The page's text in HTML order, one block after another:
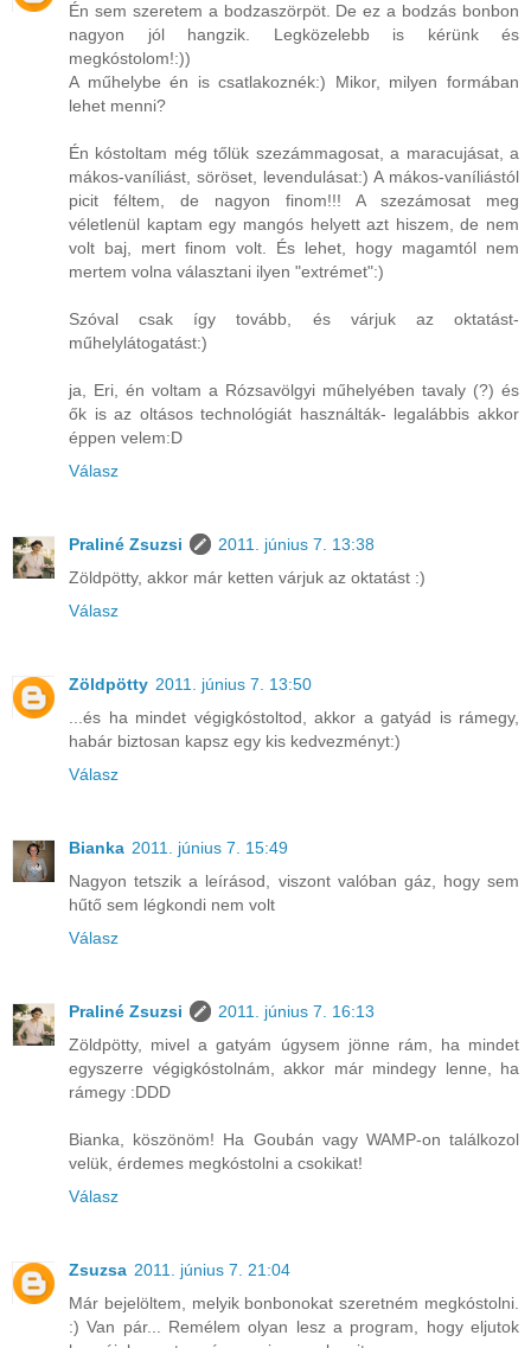
Én sem szeretem a bodzaszörpöt. De ez a bodzás bonbon
nagyon jól hangzik. Legközelebb is kérünk és
megkóstolom!:))
A műhelybe én is csatlakoznék:) Mikor, milyen formában
lehet menni?
Én kóstoltam még tőlük szezámmagosat, a maracujásat, a
mákos-vaníliást, söröset, levendulásat:) A mákos-vaníliástól
picit féltem, de nagyon finom!!! A szezámosat meg
véletlenül kaptam egy mangós helyett azt hiszem, de nem
volt baj, mert finom volt. És lehet, hogy magamtól nem
mertem volna választani ilyen "extrémet":)
Szóval csak így tovább, és várjuk az oktatást-
műhelylátogatást:)
ja, Eri, én voltam a Rózsavölgyi műhelyében tavaly (?) és
ők is az oltásos technológiát használták- legalábbis akkor
éppen velem:D
Válasz
Praliné Zsuzsi
2011. június 7. 13:38
Zöldpötty, akkor már ketten várjuk az oktatást :)
Válasz
Zöldpötty 2011. június 7. 13:50
...és ha mindet végigkóstoltod, akkor a gatyád is rámegy,
habár biztosan kapsz egy kis kedvezményt:)
Válasz
Bianka 2011. június 7. 15:49
Nagyon tetszik a leírásod, viszont valóban gáz, hogy sem
hűtő sem légkondi nem volt
Válasz
Praliné Zsuzsi
2011. június 7. 16:13
Zöldpötty, mivel a gatyám úgysem jönne rám, ha mindet
egyszerre végigkóstolnám, akkor már mindegy lenne, ha
rámegy :DDD
Bianka, köszönöm! Ha Goubán vagy WAMP-on találkozol
velük, érdemes megkóstolni a csokikat!
Válasz
Zsuzsa 2011. június 7. 21:04
Már bejelöltem, melyik bonbonokat szeretném megkóstolni.
:) Van pár... Remélem olyan lesz a program, hogy eljutok